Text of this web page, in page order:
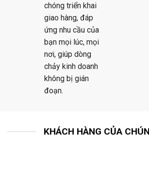
chóng triển khai
giao hàng, đáp
ứng nhu cầu của
bạn mọi lúc, mọi
nơi, giúp dòng
chảy kinh doanh
không bị gián
đoạn.
KHÁCH HÀNG CỦA